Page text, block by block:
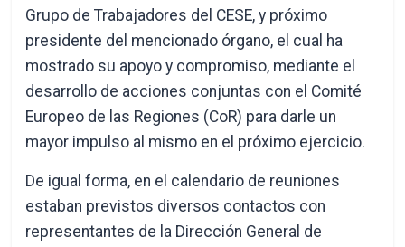
Grupo de Trabajadores del CESE, y próximo
presidente del mencionado órgano, el cual ha
mostrado su apoyo y compromiso, mediante el
desarrollo de acciones conjuntas con el Comité
Europeo de las Regiones (CoR) para darle un
mayor impulso al mismo en el próximo ejercicio.
De igual forma, en el calendario de reuniones
estaban previstos diversos contactos con
representantes de la Dirección General de